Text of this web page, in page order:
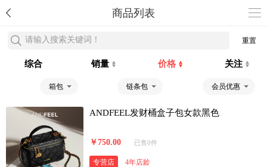
商品列表
请输入搜索关键词！ 重置
综合 销量 价格 关注
箱包 链条包 会员优惠
ANDFEEL发财桶盒子包女款黑色
￥750.00 已售0件
专营店 4年店龄